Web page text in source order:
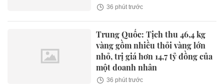
36 phút trước
Trung Quốc: Tịch thu 46,4 kg
vàng gồm nhiều thỏi vàng lớn
nhỏ, trị giá hơn 14,7 tỷ đồng của
một doanh nhân
36 phút trước